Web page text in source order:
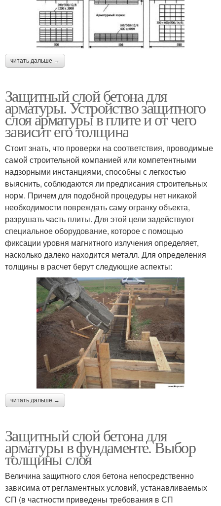
читать дальше →
Защитный слой бетона для
арматуры. Устройство защитного
слоя арматуры в плите и от чего
зависит его толщина
Стоит знать, что проверки на соответствия, проводимые
самой строительной компанией или компетентными
надзорными инстанциями, способны с легкостью
выяснить, соблюдаются ли предписания строительных
норм. Причем для подобной процедуры нет никакой
необходимости повреждать саму огранку объекта,
разрушать часть плиты. Для этой цели задействуют
специальное оборудование, которое с помощью
фиксации уровня магнитного излучения определяет,
насколько далеко находится металл. Для определения
толщины в расчет берут следующие аспекты:
читать дальше →
Защитный слой бетона для
арматуры в фундаменте. Выбор
толщины слоя
Величина защитного слоя бетона непосредственно
зависима от регламентных условий, устанавливаемых
СП (в частности приведены требования в СП